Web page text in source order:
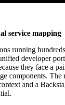
service mapping
running
developer
they face a
components. The
and a